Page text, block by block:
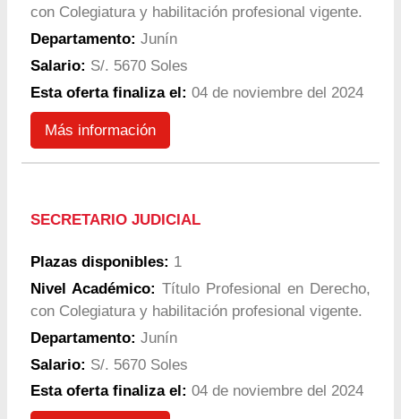
con Colegiatura y habilitación profesional vigente.
Departamento: Junín
Salario: S/. 5670 Soles
Esta oferta finaliza el: 04 de noviembre del 2024
Más información
SECRETARIO JUDICIAL
Plazas disponibles: 1
Nivel Académico: Título Profesional en Derecho,
con Colegiatura y habilitación profesional vigente.
Departamento: Junín
Salario: S/. 5670 Soles
Esta oferta finaliza el: 04 de noviembre del 2024